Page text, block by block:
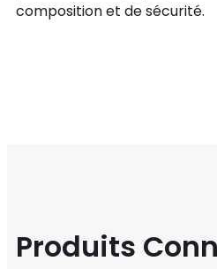
composition et de sécurité.
Produits